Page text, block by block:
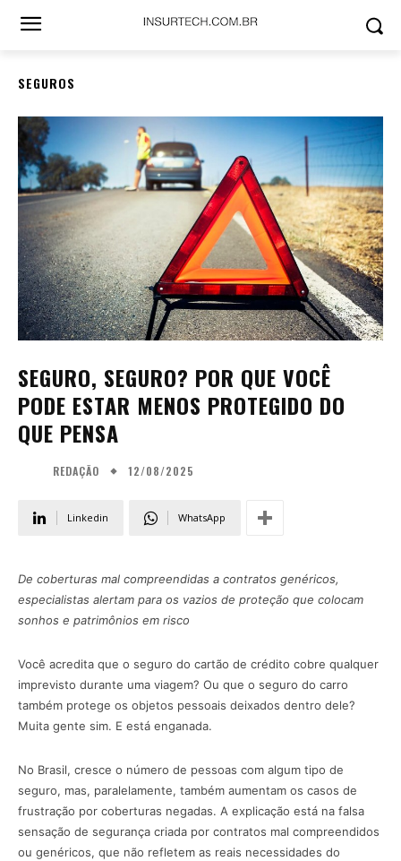
SEGUROS
SEGURO, SEGURO? POR QUE VOCÊ
PODE ESTAR MENOS PROTEGIDO DO
QUE PENSA
REDAÇÃO 12/08/2025
Linkedin WhatsApp
De coberturas mal compreendidas a contratos genéricos,
especialistas alertam para os vazios de proteção que colocam
sonhos e patrimônios em risco
Você acredita que o seguro do cartão de crédito cobre qualquer
imprevisto durante uma viagem? Ou que o seguro do carro
também protege os objetos pessoais deixados dentro dele?
Muita gente sim. E está enganada.
No Brasil, cresce o número de pessoas com algum tipo de
seguro, mas, paralelamente, também aumentam os casos de
frustração por coberturas negadas. A explicação está na falsa
sensação de segurança criada por contratos mal compreendidos
ou genéricos, que não refletem as reais necessidades do